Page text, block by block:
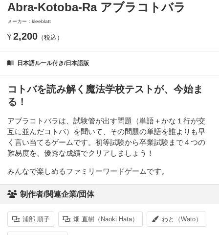
Abra-Kotoba-Ra アブラコトバラ
メーカー：kleeblatt
¥ 2,200 （税込）
日本語ルール付き/日本語版
コトバを読み解く魔法学校テストが、今始ま
る！
アブラコトバラは、試験管が出す問題（単語＋かな１行が交
互に並んだコトバ）を聞いて、その問題の単語を誰よりも早
く言い当てるゲームです。初等試験から卒業試験まで４つの
難易度を、優秀な成績でクリアしましょう！
みんなで楽しめるファミリーワードゲームです。
制作者/関連企業/団体
浦部 順子 畑 直樹（Naoki Hata） わと（Wato）